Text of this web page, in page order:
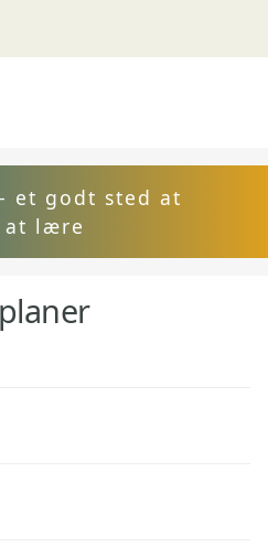
- et godt sted at
at lære